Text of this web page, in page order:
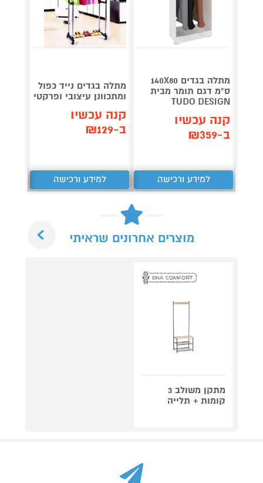
מתלה בגדים 140X80
ס"מ דגם תומר מבית
TUDO DESIGN
קנה עכשיו
ב-₪359
למידע ורכישה
מתלה בגדים נייד כפול
ומתכוונן עיצובי ופרקטי
קנה עכשיו
ב-₪129
למידע ורכישה
מוצרים אחרונים שראיתי
מתקן משולב 3
קומות + תלייה